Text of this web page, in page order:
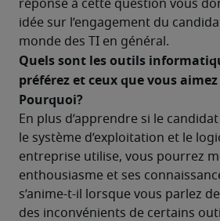
réponse à cette question vous
idée sur l’engagement du
monde des TI en général.
Quels sont les outils
préférez et ceux que vous
Pourquoi?
En plus d’apprendre si le
le système d’exploitation et le
entreprise utilise, vous pourrez
enthousiasme et ses
s’anime-t-il lorsque vous parlez
des inconvénients de certains